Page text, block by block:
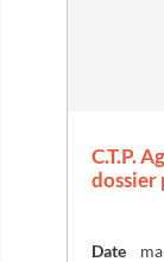
C.T.P.
Date